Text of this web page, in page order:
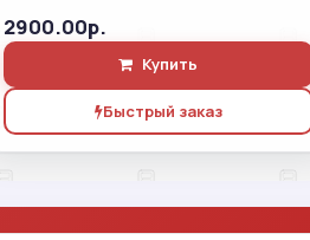
2900.00р.
Купить
Быстрый заказ